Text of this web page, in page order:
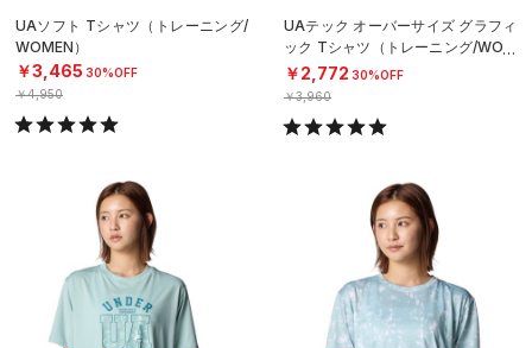
UAソフト Tシャツ（トレーニング/
WOMEN）
￥3,465 30%OFF
￥4,950
UAテック オーバーサイズ グラフィ
ック Tシャツ（トレーニング/WOM
EN）
￥2,772 30%OFF
￥3,960